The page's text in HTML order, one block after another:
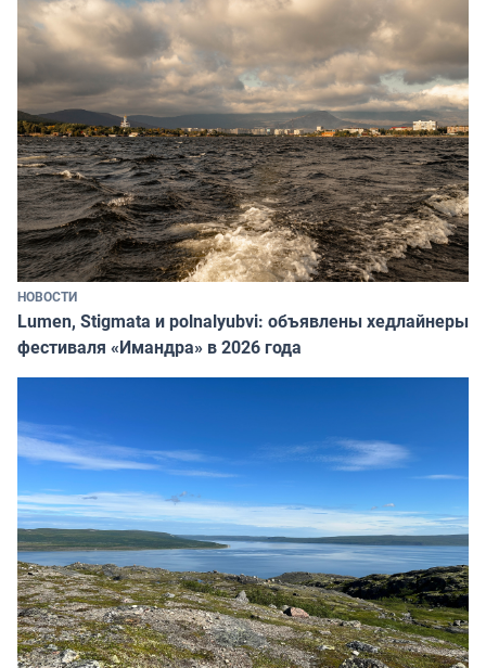
НОВОСТИ
Lumen, Stigmata и polnalyubvi: объявлены хедлайнеры
фестиваля «Имандра» в 2026 года